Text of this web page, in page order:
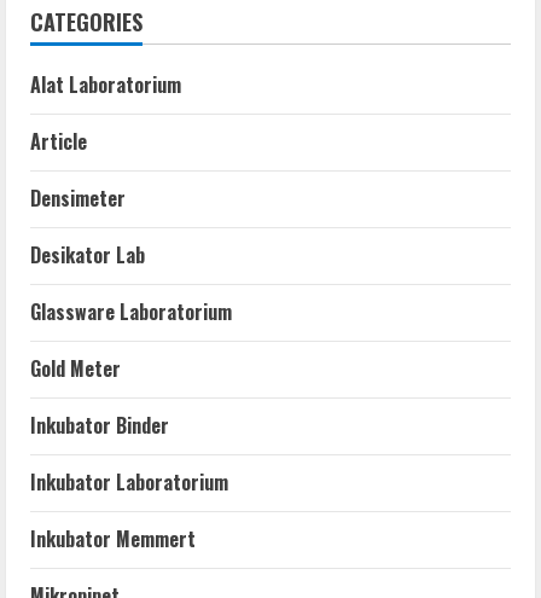
CATEGORIES
Alat Laboratorium
Article
Densimeter
Desikator Lab
Glassware Laboratorium
Gold Meter
Inkubator Binder
Inkubator Laboratorium
Inkubator Memmert